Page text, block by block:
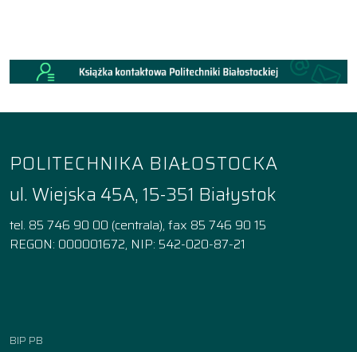
POLITECHNIKA BIAŁOSTOCKA
ul. Wiejska 45A, 15-351 Białystok
tel. 85 746 90 00 (centrala), fax 85 746 90 15
REGON: 000001672, NIP: 542-020-87-21
BIP PB